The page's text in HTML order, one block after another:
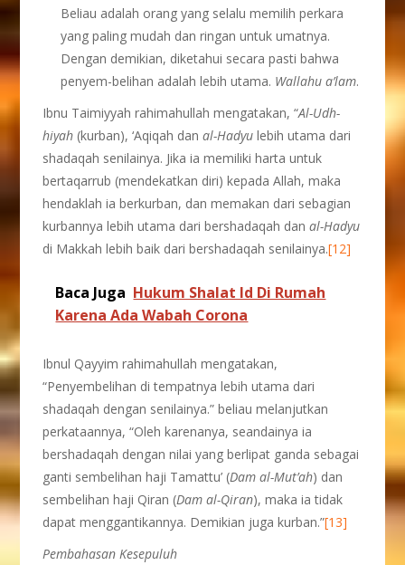
Beliau adalah orang yang selalu memilih perkara
yang paling mudah dan ringan untuk umatnya.
Dengan demikian, diketahui secara pasti bahwa
penyem-belihan adalah lebih utama. Wallahu a’lam.
Ibnu Taimiyyah rahimahullah mengatakan, “Al-Udh-
hiyah (kurban), ‘Aqiqah danal-Hadyulebih utama dari
shadaqah senilainya. Jika ia memiliki harta untuk
bertaqarrub (mendekatkan diri) kepada Allah, maka
hendaklah ia berkurban, dan memakan dari sebagian
kurbannya lebih utama dari bershadaqah danal-Hadyu
di Makkah lebih baik dari bershadaqah senilainya.[12]
Baca Juga Hukum Shalat Id Di Rumah
Karena Ada Wabah Corona
Ibnul Qayyim rahimahullah mengatakan,
“Penyembelihan di tempatnya lebih utama dari
shadaqah dengan senilainya.” beliau melanjutkan
perkataannya, “Oleh karenanya, seandainya ia
bershadaqah dengan nilai yang berlipat ganda sebagai
ganti sembelihan haji Tamattu’ (Dam al-Mut’ah) dan
sembelihan haji Qiran (Dam al-Qiran), maka ia tidak
dapat menggantikannya. Demikian juga kurban.”[13]
Pembahasan Kesepuluh